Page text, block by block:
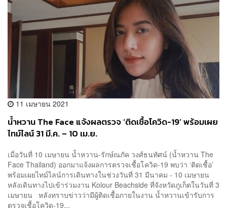
11 เมษายน 2021
น้ำหวาน The Face แจ้งผลตรวจ ‘ติดเชื้อโควิด-19’ พร้อมเผย
ไทม์ไลน์ 31 มี.ค. – 10 เม.ย.
เมื่อวันที่ 10 เมษายน น้ำหวาน-รักษ์ณภัค วงศ์ธนทัศน์ (น้ำหวาน The
Face Thailand) ออกมาแจ้งผลการตรวจเชื้อโควิด-19 พบว่า ‘ติดเชื้อ’
พร้อมเผยไทม์ไลน์การเดินทางในช่วงวันที่ 31 มีนาคม - 10 เมษายน
หลังเดินทางไปเข้าร่วมงาน Kolour Beachside ที่จังหวัดภูเก็ตในวันที่ 3
เมษายน หลังทราบข่าวว่ามีผู้ติดเชื้อภายในงาน น้ำหวานเข้ารับการ
ตรวจเชื้อโควิด-19...